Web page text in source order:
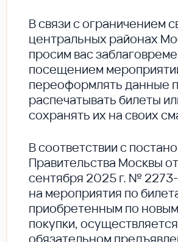
В cвязи с ограничением
центральных районах
просим вас
посещением
переоформлять данные
распечатывать билеты
сохранять их на своих
В соответствии с
Правительства Москвы
сентября 2025 г. №
на мероприятия по
приобретенным по
покупки,
обязательном